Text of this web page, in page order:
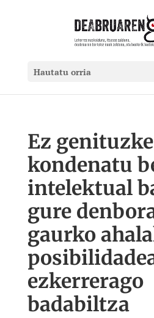
Hautatu orria
Ez genituzke
kondenatu
intelektual
gure
gaurko
ezkerrerago
badabiltza